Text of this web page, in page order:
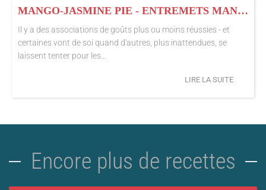
MANGO-JASMINE PIE - ENTREMETS MANGUE JASMIN (FAÇON BANOFFEE PIE)
Il y a des associations de goûts plus ou moins réussies - et
certaines vont de soi quand d'autres, plus inattendues, se
laissent tenter pour les...
LIRE LA SUITE
Encore plus de recettes